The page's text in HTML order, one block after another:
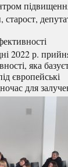
старост,
2022 р.
яка
європейські
для